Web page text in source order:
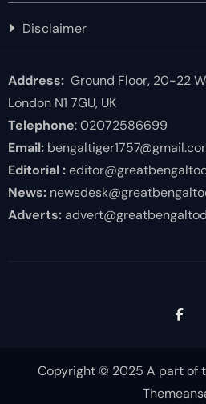
Disclaimer
Address:Ground Floor, 20-22
London N1 7GU, UK
Telephone: 02072586699
Email:
Editorial :
News:
Adverts:
Copyright © 2025 A part of